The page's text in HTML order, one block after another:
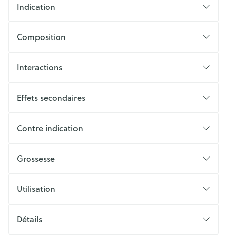
Indication
Composition
Interactions
Effets secondaires
Contre indication
Grossesse
Utilisation
Détails